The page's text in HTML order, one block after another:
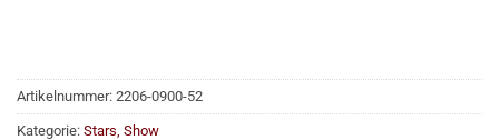
Artikelnummer: 2206-0900-52
Kategorie: Stars, Show